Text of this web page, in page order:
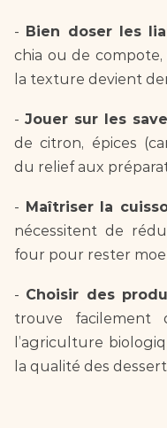
- Bien doser les
chia ou de
la texture devient
- Jouer sur les
de citron, épices
du relief aux
- Maîtriser la
nécessitent de
four pour rester
- Choisir des
trouve facilement
l’agriculture
la qualité des